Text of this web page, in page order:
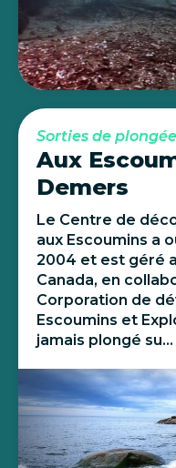
Sorties de plongée
Aux
Demers
Le Centre de
aux Escoumins a
2004 et est géré
Canada, en
Corporation de
Escoumins et
jamais plongé su...